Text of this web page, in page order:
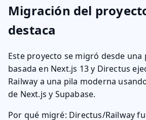
Migración del
destaca
Este proyecto se migró desde
basada en Next.js 13 y Directus
Railway a una pila moderna
de Next.js y Supabase.
Por qué migré: Directus/Railway